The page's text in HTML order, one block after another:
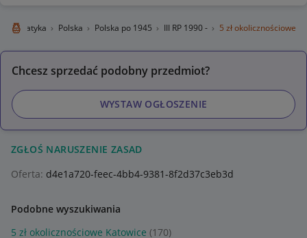
Polska Polska po 1945 III RP 1990 - 5 zł okolicznościowe
Chcesz sprzedać podobny przedmiot?
WYSTAW OGŁOSZENIE
ZGŁOŚ NARUSZENIE ZASAD
Oferta: d4e1a720-feec-4bb4-9381-8f2d37c3eb3d
Podobne wyszukiwania
5 zł okolicznościowe Katowice (170)